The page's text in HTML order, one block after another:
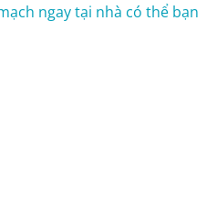
ngay tại nhà có thể bạn